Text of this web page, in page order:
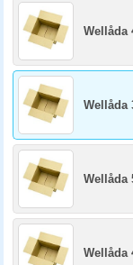
Wellåda
Wellåda
Wellåda
Wellåda